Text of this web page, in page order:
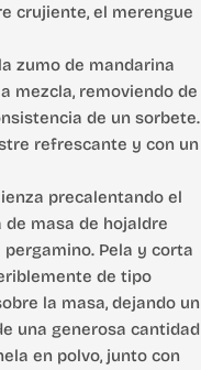
crujiente, el merengue
zumo de mandarina
mezcla, removiendo de
de un sorbete.
refrescante y con un
precalentando el
de masa de hojaldre
Pela y corta
de tipo
la masa, dejando un
una generosa cantidad
en polvo, junto con